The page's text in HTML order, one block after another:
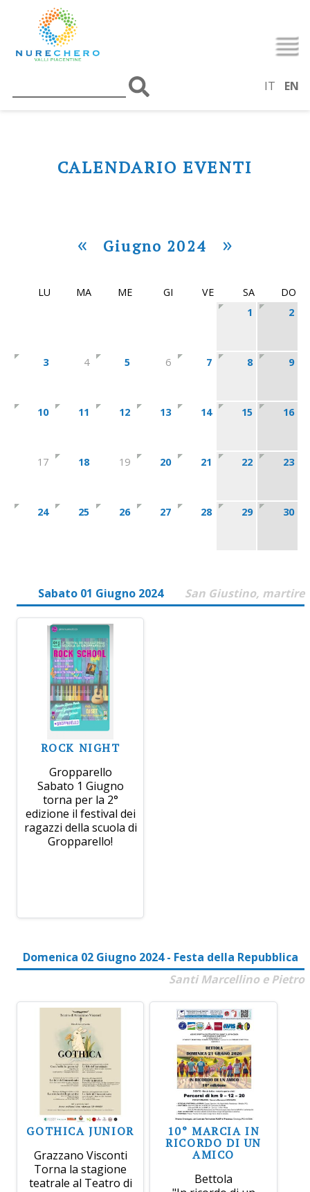
IT EN
CALENDARIO EVENTI
« Giugno 2024 »
LU MA ME GI VE SA
DO
1
2
3 4 5 6 7 8 9
10 11 12 13 14 15 16
17 18 19 20 21 22 23
24 25 26 27 28 29 30
Sabato 01 Giugno 2024 San Giustino, martire
ROCK NIGHT
Gropparello
Sabato 1 Giugno
torna per la 2°
edizione il festival dei
ragazzi della scuola di
Gropparello!
Domenica 02 Giugno 2024 - Festa della Repubblica
Santi Marcellino e Pietro
GOTHICA JUNIOR
Grazzano Visconti
Torna la stagione
teatrale al Teatro di
10° MARCIA IN
RICORDO DI UN
AMICO
Bettola